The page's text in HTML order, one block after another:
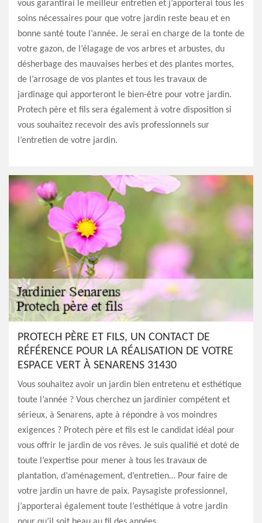
vous garantirai le meilleur entretien et j’apporterai tous les
soins nécessaires pour que votre jardin reste beau et en
bonne santé toute l’année. Je serai en charge de la tonte de
votre gazon, de l’élagage de vos arbres et arbustes, du
désherbage des mauvaises herbes et des plantes mortes,
de l’arrosage de vos plantes et tous les travaux de
jardinage qui apporteront le bien-être pour votre jardin.
Protech père et fils sera également à votre disposition si
vous souhaitez recevoir des avis professionnels sur
l’entretien de votre jardin.
PROTECH PÈRE ET FILS, UN CONTACT DE
RÉFÉRENCE POUR LA RÉALISATION DE VOTRE
ESPACE VERT À SENARENS 31430
Vous souhaitez avoir un jardin bien entretenu et esthétique
toute l’année ? Vous cherchez un jardinier compétent et
sérieux, à Senarens, apte à répondre à vos moindres
exigences ? Protech père et fils est le candidat idéal pour
vous offrir le jardin de vos rêves. Je suis qualifié et doté de
toute l’expertise pour mener à tous les travaux de
plantation, d’aménagement, d’entretien… Pour faire de
votre jardin un havre de paix. Paysagiste professionnel,
j’apporterai également toute l’esthétique à votre jardin